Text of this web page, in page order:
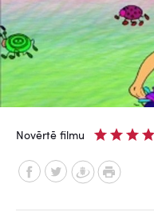
Novērtē filmu